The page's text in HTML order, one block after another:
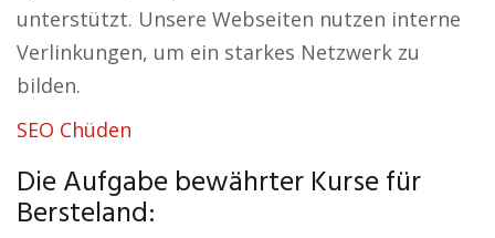
unterstützt. Unsere Webseiten nutzen interne
Verlinkungen, um ein starkes Netzwerk zu
bilden.
SEO Chüden
Die Aufgabe bewährter Kurse für
Bersteland: